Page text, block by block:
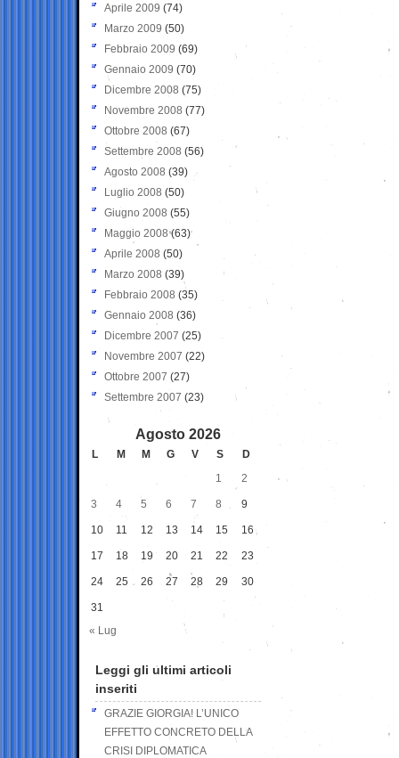
Aprile 2009 (74)
Marzo 2009 (50)
Febbraio 2009 (69)
Gennaio 2009 (70)
Dicembre 2008 (75)
Novembre 2008 (77)
Ottobre 2008 (67)
Settembre 2008 (56)
Agosto 2008 (39)
Luglio 2008 (50)
Giugno 2008 (55)
Maggio 2008(63)
Aprile 2008 (50)
Marzo 2008 (39)
Febbraio 2008 (35)
Gennaio 2008 (36)
Dicembre 2007 (25)
Novembre 2007 (22)
Ottobre 2007 (27)
Settembre 2007 (23)
Agosto 2026
L M M G V S
D
1
2
3 4 5 6 7 8 9
10 11 12 13 14 15 16
17 18 19 20 21 22 23
24 25 26 27 28 29 30
31
« Lug
Leggi gli ultimi articoli
inseriti
GRAZIE GIORGIA! L’UNICO
EFFETTO CONCRETO DELLA
CRISI DIPLOMATICA